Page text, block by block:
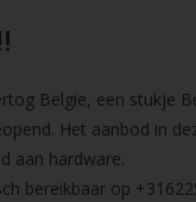
Belgie, een stukje
Het aanbod in
aan hardware.
bereikbaar op